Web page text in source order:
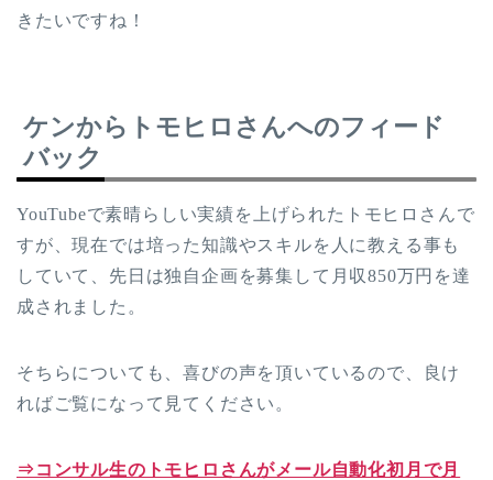
きたいですね！
ケンからトモヒロさんへのフィード
バック
YouTubeで素晴らしい実績を上げられたトモヒロさんで
すが、現在では培った知識やスキルを人に教える事も
していて、先日は独自企画を募集して月収850万円を達
成されました。
そちらについても、喜びの声を頂いているので、良け
ればご覧になって見てください。
⇒コンサル生のトモヒロさんがメール自動化初月で月